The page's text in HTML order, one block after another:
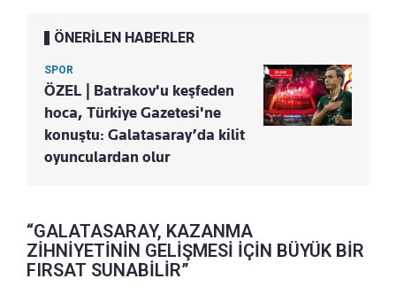
ÖNERİLEN HABERLER
SPOR
ÖZEL | Batrakov'u keşfeden
hoca, Türkiye Gazetesi'ne
konuştu: Galatasaray’da kilit
oyunculardan olur
“GALATASARAY, KAZANMA
ZİHNİYETİNİN GELİŞMESİ İÇİN BÜYÜK BİR
FIRSAT SUNABİLİR”